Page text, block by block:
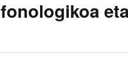
fonologikoa